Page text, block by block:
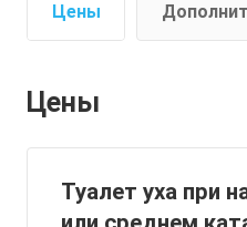
Цены
Цены
Туалет уха при